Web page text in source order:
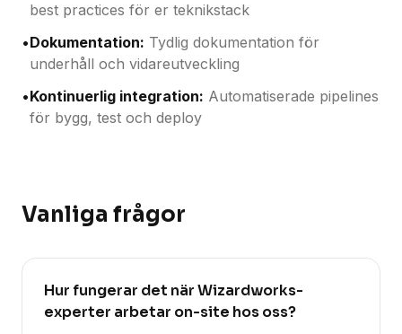
best practices för er teknikstack
•Dokumentation: Tydlig dokumentation för
underhåll och vidareutveckling
•Kontinuerlig integration: Automatiserade pipelines
för bygg, test och deploy
Vanliga frågor
Hur fungerar det när Wizardworks-
experter arbetar on-site hos oss?